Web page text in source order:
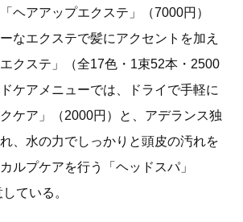
ヘアアップエクステ」（7000円）
なエクステで髪にアクセントを加え
クステ」（全17色・1束52本・2500
ケアメニューでは、ドライで手軽に
ケア」（2000円）と、アデランス独
、水の力でしっかりと頭皮の汚れを
ルプケアを行う「ヘッドスパ」
ている。